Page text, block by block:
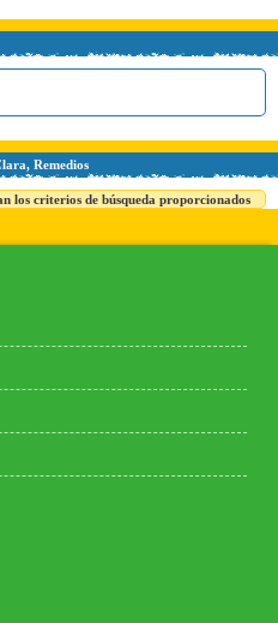
Remedios
los criterios de búsqueda proporcionados